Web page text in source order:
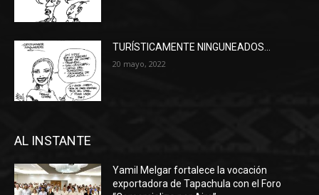
TURÍSTICAMENTE NINGUNEADOS…
20 mayo, 2022
AL INSTANTE
Yamil Melgar fortalece la vocación
exportadora de Tapachula con el Foro